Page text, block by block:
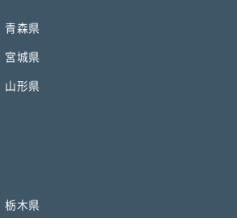
青森県
宮城県
山形県
栃木県